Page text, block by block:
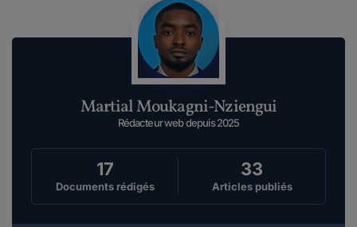
Martial Moukagni-Nziengui
Rédacteur web depuis 2025
17
Documents rédigés
33
Articles publiés